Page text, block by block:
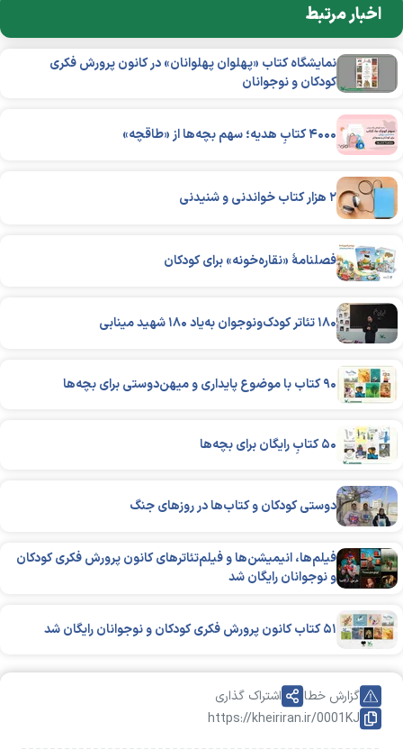
اخبار مرتبط
نمایشگاه کتاب «پهلوان پهلوانان» در کانون پرورش فکری
کودکان و نوجوانان
۴۰۰۰ کتابِ هدیه؛ سهم بچه‌ها از «طاقچه»
۲ هزار کتاب خواندنی و شنیدنی
فصلنامهٔ «نقاره‌خونه» برای کودکان
۱۸۰ تئاتر کودک‌ونوجوان به‌یاد ۱۸۰ شهید مینابی
۹۰ کتاب با موضوع پایداری و میهن‌دوستی برای بچه‌ها
۵۰ کتابِ رایگان برای بچه‌ها
دوستی کودکان و کتاب‌ها در روزهای جنگ
فیلم‌ها، انیمیشن‌ها و فیلم‌تئاترهای کانون پرورش فکری کودکان
و نوجوانان رایگان شد
۵۱ کتاب کانون پرورش فکری کودکان و نوجوانان رایگان شد
https://kheiriran.ir/0001KJ
گزارش خطا اشتراک گذاری